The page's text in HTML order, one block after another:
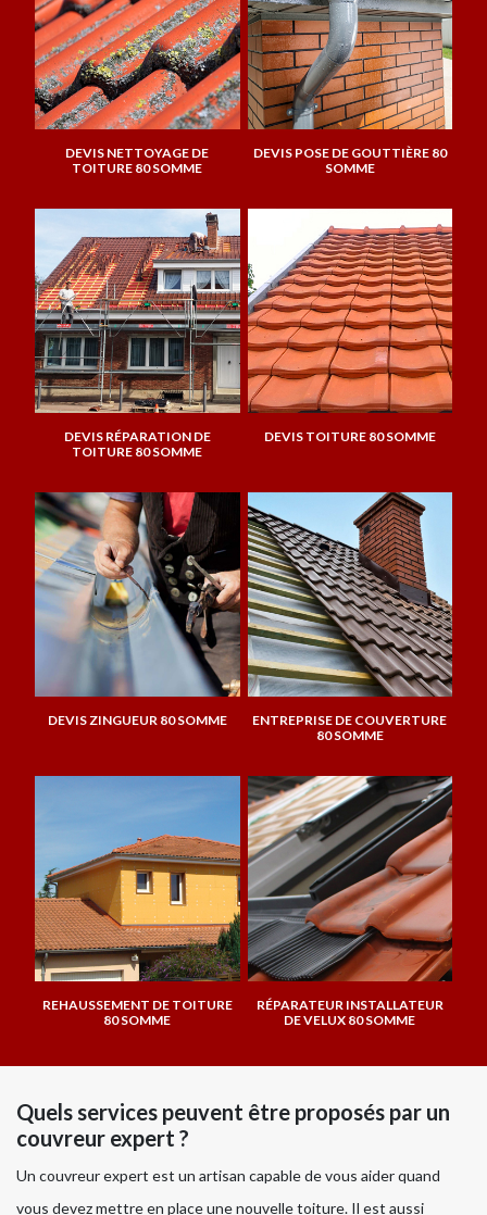
DEVIS NETTOYAGE DE
TOITURE 80 SOMME
DEVIS POSE DE GOUTTIÈRE 80
SOMME
DEVIS RÉPARATION DE
TOITURE 80 SOMME
DEVIS TOITURE 80 SOMME
DEVIS ZINGUEUR 80 SOMME
ENTREPRISE DE COUVERTURE
80 SOMME
REHAUSSEMENT DE TOITURE
80 SOMME
RÉPARATEUR INSTALLATEUR
DE VELUX 80 SOMME
Quels services peuvent être proposés par un
couvreur expert ?
Un couvreur expert est un artisan capable de vous aider quand
vous devez mettre en place une nouvelle toiture. Il est aussi